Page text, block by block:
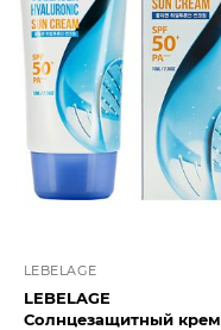
LEBELAGE
LEBELAGE
Солнцезащитный крем